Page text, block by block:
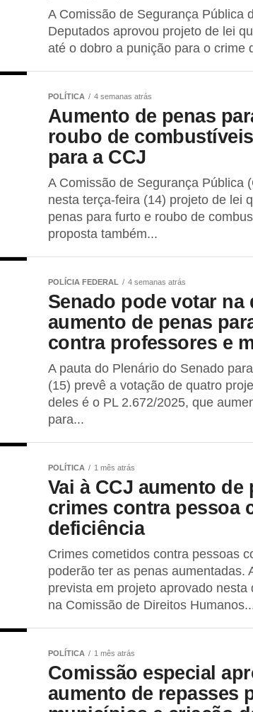
A Comissão de Segurança Pública
Deputados aprovou projeto de lei
até o dobro a punição para o crime
POLÍTICA 4 semanas atrás
Aumento de penas
roubo de
para a CCJ
A Comissão de Segurança Pública
nesta terça-feira (14) projeto de lei
penas para furto e roubo de
proposta também...
POLÍCIA FEDERAL 4 semanas atrás
Senado pode votar na
aumento de penas
contra professores e
A pauta do Plenário do Senado
(15) prevê a votação de quatro
deles é o PL 2.672/2025, que
para...
POLÍTICA 1 mês atrás
Vai à CCJ aumento de
crimes contra pessoa
deficiência
Crimes cometidos contra pessoas
poderão ter as penas aumentadas.
prevista em projeto aprovado nesta
na Comissão de Direitos
POLÍTICA 1 mês atrás
Comissão especial
aumento de repasses